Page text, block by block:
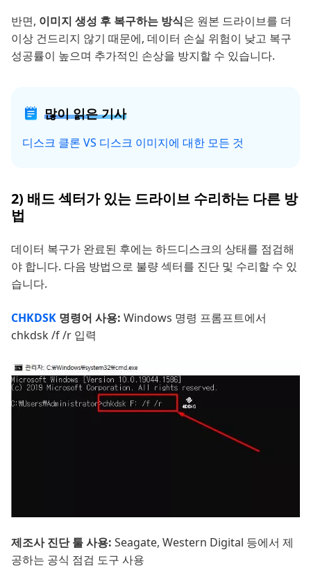
반면, 이미지 생성 후 복구하는 방식은 원본 드라이브를 더
이상 건드리지 않기 때문에, 데이터 손실 위험이 낮고 복구
성공률이 높으며 추가적인 손상을 방지할 수 있습니다.
많이 읽은 기사
디스크 클론 VS 디스크 이미지에 대한 모든 것
2) 배드 섹터가 있는 드라이브 수리하는 다른 방
법
데이터 복구가 완료된 후에는 하드디스크의 상태를 점검해
야 합니다. 다음 방법으로 불량 섹터를 진단 및 수리할 수 있
습니다.
CHKDSK 명령어 사용: Windows 명령 프롬프트에서
chkdsk /f /r 입력
제조사 진단 툴 사용: Seagate, Western Digital 등에서 제
공하는 공식 점검 도구 사용